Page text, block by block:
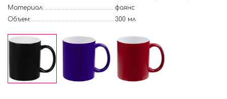
Материал:
фаянс
Объем:
300 мл